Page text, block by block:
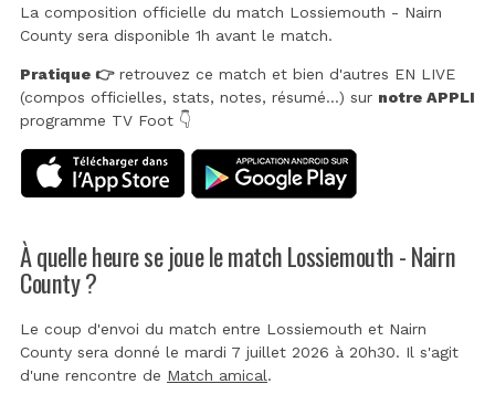
La composition officielle du match Lossiemouth - Nairn
County sera disponible 1h avant le match.
Pratique 👉retrouvez ce match et bien d'autres EN LIVE
(compos officielles, stats, notes, résumé...) sur notre APPLI
programme TV Foot 👇
À quelle heure se joue le match Lossiemouth - Nairn
County ?
Le coup d'envoi du match entre Lossiemouth et Nairn
County sera donné le mardi 7 juillet 2026 à 20h30. Il s'agit
d'une rencontre de Match amical.